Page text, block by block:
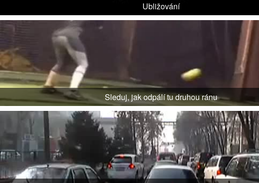
Ubližování
Sleduj, jak odpálí tu druhou ránu